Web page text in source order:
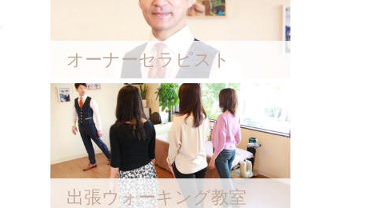
オーナーセラピスト
出張ウォーキング教室